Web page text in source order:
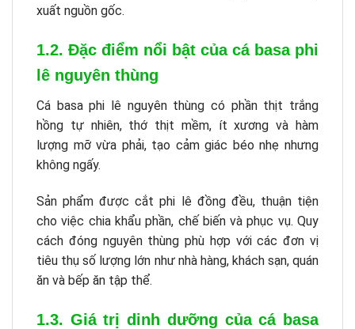
xuất nguồn gốc.
1.2. Đặc điểm nổi bật của cá basa phi
lê nguyên thùng
Cá basa phi lê nguyên thùng có phần thịt trắng
hồng tự nhiên, thớ thịt mềm, ít xương và hàm
lượng mỡ vừa phải, tạo cảm giác béo nhẹ nhưng
không ngấy.
Sản phẩm được cắt phi lê đồng đều, thuận tiện
cho việc chia khẩu phần, chế biến và phục vụ. Quy
cách đóng nguyên thùng phù hợp với các đơn vị
tiêu thụ số lượng lớn như nhà hàng, khách sạn, quán
ăn và bếp ăn tập thể.
1.3. Giá trị dinh dưỡng của cá basa